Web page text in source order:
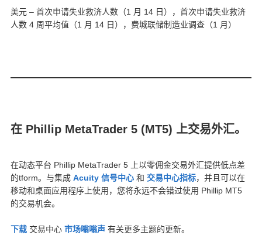
美元 – 首次申请失业救济人数（1 月 14 日），首次申请失业救济
人数 4 周平均值（1 月 14 日），费城联储制造业调查（1 月）
在 Phillip MetaTrader 5 (MT5) 上交易外汇。
在动态平台 Phillip MetaTrader 5 上以零佣金交易外汇提供低点差
的tform。与集成 Acuity 信号中心 和 交易中心指标，并且可以在
移动和桌面应用程序上使用，您将永远不会错过使用 Phillip MT5
的交易机会。
下载 交易中心 市场嗡嗡声 有关更多主题的更新。